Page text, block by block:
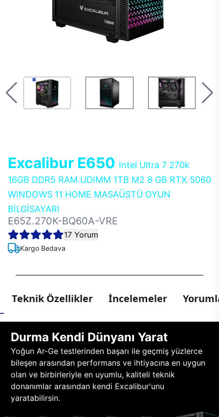
Excalibur E650 Intel Ultra 7 270k
16GB DDR5 RAM UDIMM 1TB M2 8 GB RTX 5060
WINDOWS 11 HOME MASAÜSTÜ OYUN
BİLGİSAYARI
E65Z.270K-BQ60A-VRE
17 Yorum
Kargo Bedava
Teknik Özellikler İncelemeler
Durma Kendi Dünyanı Yarat
Yoğun Ar-Ge testlerinden başarı ile geçmiş yüzlerce
bileşen arasından performans ve ihtiyacına en uygun
olan ve birbirleriyle en uyumlu, kaliteli teknik
donanımlar arasından kendi Excalibur'unu
yaratabilirsin.